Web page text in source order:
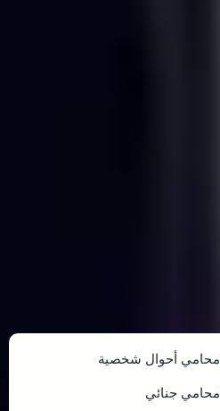
محامي أحوال شخصية
محامي جنائي